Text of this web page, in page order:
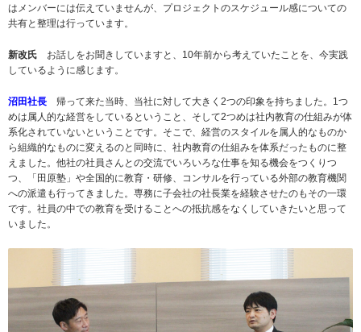
はメンバーには伝えていませんが、プロジェクトのスケジュール感についての
共有と整理は行っています。
新改氏 お話しをお聞きしていますと、10年前から考えていたことを、今実践
しているように感じます。
沼田社長 帰って来た当時、当社に対して大きく2つの印象を持ちました。1つ
めは属人的な経営をしているということ、そして2つめは社内教育の仕組みが体
系化されていないということです。そこで、経営のスタイルを属人的なものか
ら組織的なものに変えるのと同時に、社内教育の仕組みを体系だったものに整
えました。他社の社員さんとの交流でいろいろな仕事を知る機会をつくりつ
つ、「田原塾」や全国的に教育・研修、コンサルを行っている外部の教育機関
への派遣も行ってきました。専務に子会社の社長業を経験させたのもその一環
です。社員の中での教育を受けることへの抵抗感をなくしていきたいと思って
いました。